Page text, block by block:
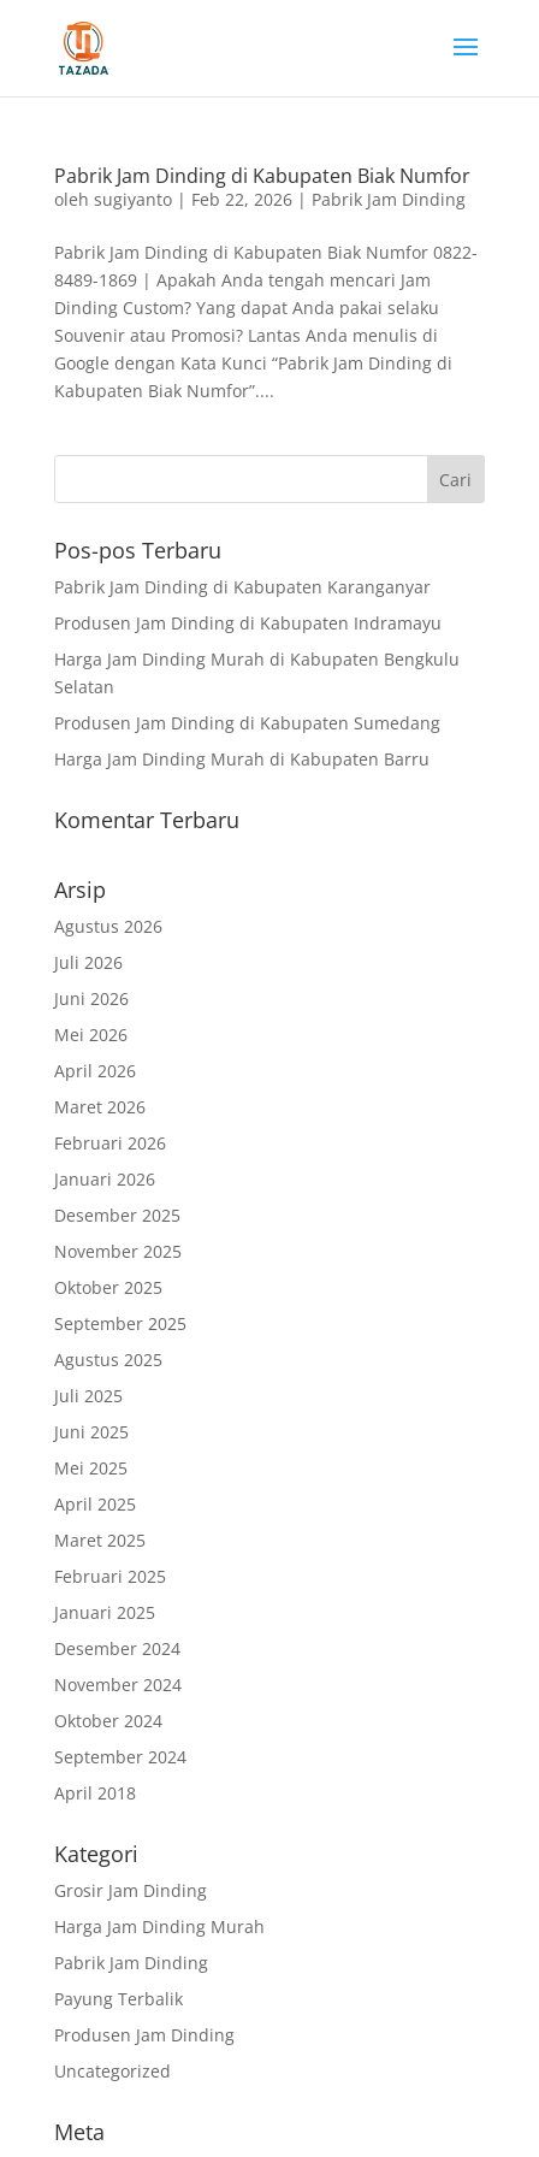
Pabrik Jam Dinding di Kabupaten Biak Numfor
oleh sugiyanto| Feb 22, 2026| Pabrik Jam Dinding
Pabrik Jam Dinding di Kabupaten Biak Numfor 0822-
8489-1869 | Apakah Anda tengah mencari Jam
Dinding Custom? Yang dapat Anda pakai selaku
Souvenir atau Promosi? Lantas Anda menulis di
Google dengan Kata Kunci “Pabrik Jam Dinding di
Kabupaten Biak Numfor”....
Pos-pos Terbaru
Pabrik Jam Dinding di Kabupaten Karanganyar
Produsen Jam Dinding di Kabupaten Indramayu
Harga Jam Dinding Murah di Kabupaten Bengkulu
Selatan
Produsen Jam Dinding di Kabupaten Sumedang
Harga Jam Dinding Murah di Kabupaten Barru
Komentar Terbaru
Arsip
Agustus 2026
Juli 2026
Juni 2026
Mei 2026
April 2026
Maret 2026
Februari 2026
Januari 2026
Desember 2025
November 2025
Oktober 2025
September 2025
Agustus 2025
Juli 2025
Juni 2025
Mei 2025
April 2025
Maret 2025
Februari 2025
Januari 2025
Desember 2024
November 2024
Oktober 2024
September 2024
April 2018
Kategori
Grosir Jam Dinding
Harga Jam Dinding Murah
Pabrik Jam Dinding
Payung Terbalik
Produsen Jam Dinding
Uncategorized
Meta